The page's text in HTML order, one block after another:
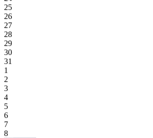
25
26
27
28
29
30
31
1
2
3
4
5
6
7
8